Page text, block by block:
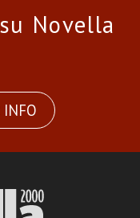
Novella
INFO